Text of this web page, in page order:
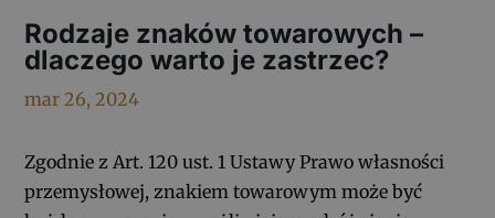
Rodzaje znaków towarowych –
dlaczego warto je zastrzec?
mar 26, 2024
Zgodnie z Art. 120 ust. 1 Ustawy Prawo własności
przemysłowej, znakiem towarowym może być